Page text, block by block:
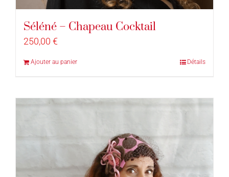
Séléné – Chapeau Cocktail
250,00 €
Ajouter au panier Détails